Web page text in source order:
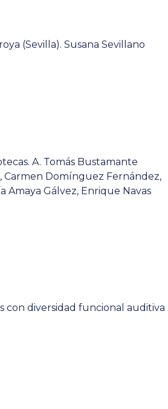
(Sevilla). Susana Sevillano
A. Tomás Bustamante
Carmen Domínguez Fernández,
Amaya Gálvez, Enrique Navas
con diversidad funcional auditiva